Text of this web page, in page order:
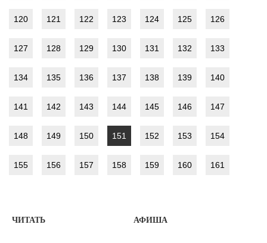
120 121 122 123 124 125 126
127 128 129 130 131 132 133
134 135 136 137 138 139 140
141 142 143 144 145 146 147
148 149 150 151 152 153 154
155 156 157 158 159 160 161
ЧИТАТЬ АФИША